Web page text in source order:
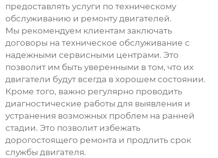
предоставлять услуги по техническому
обслуживанию и ремонту двигателей.
Мы рекомендуем клиентам заключать
договоры на техническое обслуживание с
надежными сервисными центрами. Это
позволит им быть уверенными в том, что их
двигатели будут всегда в хорошем состоянии.
Кроме того, важно регулярно проводить
диагностические работы для выявления и
устранения возможных проблем на ранней
стадии. Это позволит избежать
дорогостоящего ремонта и продлить срок
службы двигателя.